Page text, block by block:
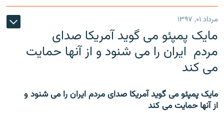
مرداد ۰۱, ۱۳۹۷
مایک پمپئو می گوید آمریکا صدای
مردم ایران را می شنود و از آنها حمایت
می کند
مایک پمپئو می گوید آمریکا صدای مردم ایران را می شنود و
از آنها حمایت می کند